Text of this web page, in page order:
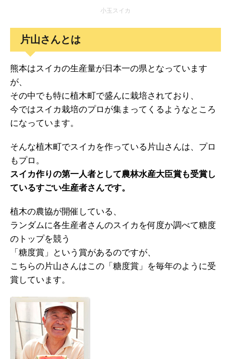
小玉スイカ
片山さんとは
熊本はスイカの生産量が日本一の県となっています
が、
その中でも特に植木町で盛んに栽培されており、
今ではスイカ栽培のプロが集まってくるようなところ
になっています。
そんな植木町でスイカを作っている片山さんは、プロ
もプロ。
スイカ作りの第一人者として農林水産大臣賞も受賞し
ているすごい生産者さんです。
植木の農協が開催している、
ランダムに各生産者さんのスイカを何度か調べて糖度
のトップを競う
「糖度賞」という賞があるのですが、
こちらの片山さんはこの「糖度賞」を毎年のように受
賞しています。